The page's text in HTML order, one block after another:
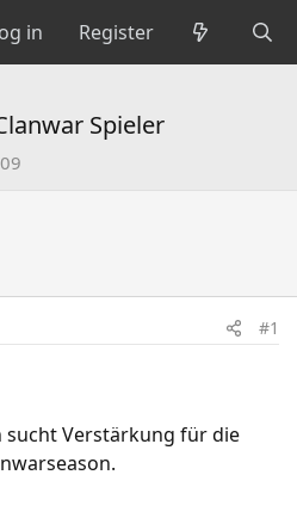
in Register
Spieler
#1
sucht Verstärkung für die